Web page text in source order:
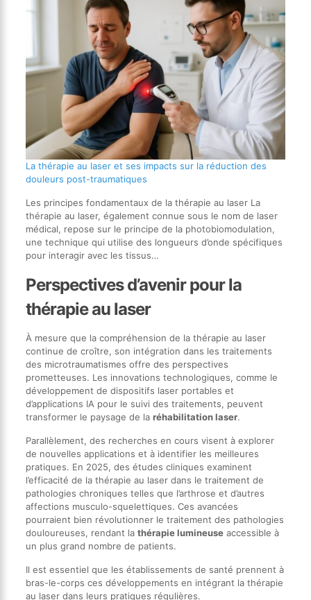
La thérapie au laser et ses impacts sur la réduction des
douleurs post-traumatiques
Les principes fondamentaux de la thérapie au laser La
thérapie au laser, également connue sous le nom de laser
médical, repose sur le principe de la photobiomodulation,
une technique qui utilise des longueurs d’onde spécifiques
pour interagir avec les tissus…
Perspectives d’avenir pour la
thérapie au laser
À mesure que la compréhension de la thérapie au laser
continue de croître, son intégration dans les traitements
des microtraumatismes offre des perspectives
prometteuses. Les innovations technologiques, comme le
développement de dispositifs laser portables et
d’applications IA pour le suivi des traitements, peuvent
transformer le paysage de la réhabilitation laser.
Parallèlement, des recherches en cours visent à explorer
de nouvelles applications et à identifier les meilleures
pratiques. En 2025, des études cliniques examinent
l’efficacité de la thérapie au laser dans le traitement de
pathologies chroniques telles que l’arthrose et d’autres
affections musculo-squelettiques. Ces avancées
pourraient bien révolutionner le traitement des pathologies
douloureuses, rendant la thérapie lumineuseaccessible à
un plus grand nombre de patients.
Il est essentiel que les établissements de santé prennent à
bras-le-corps ces développements en intégrant la thérapie
au laser dans leurs pratiques régulières.